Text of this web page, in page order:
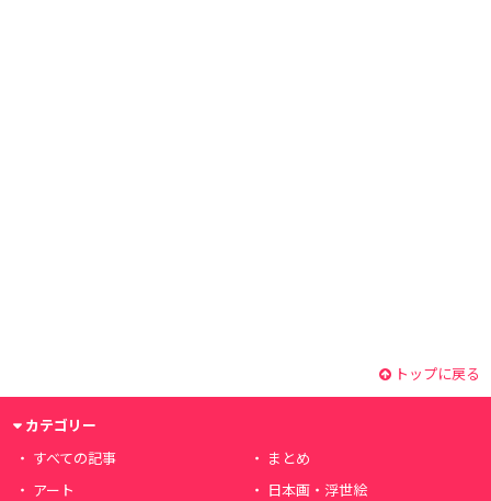
トップに戻る
カテゴリー
すべての記事
まとめ
アート
日本画・浮世絵